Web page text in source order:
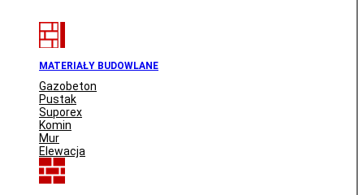
MATERIAŁY BUDOWLANE
Gazobeton
Pustak
Suporex
Komin
Mur
Elewacja